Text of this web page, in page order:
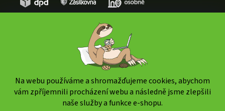
Na webu používáme a shromažďujeme cookies, abychom
vám zpříjemnili procházení webu a následně jsme zlepšili
naše služby a funkce e-shopu.